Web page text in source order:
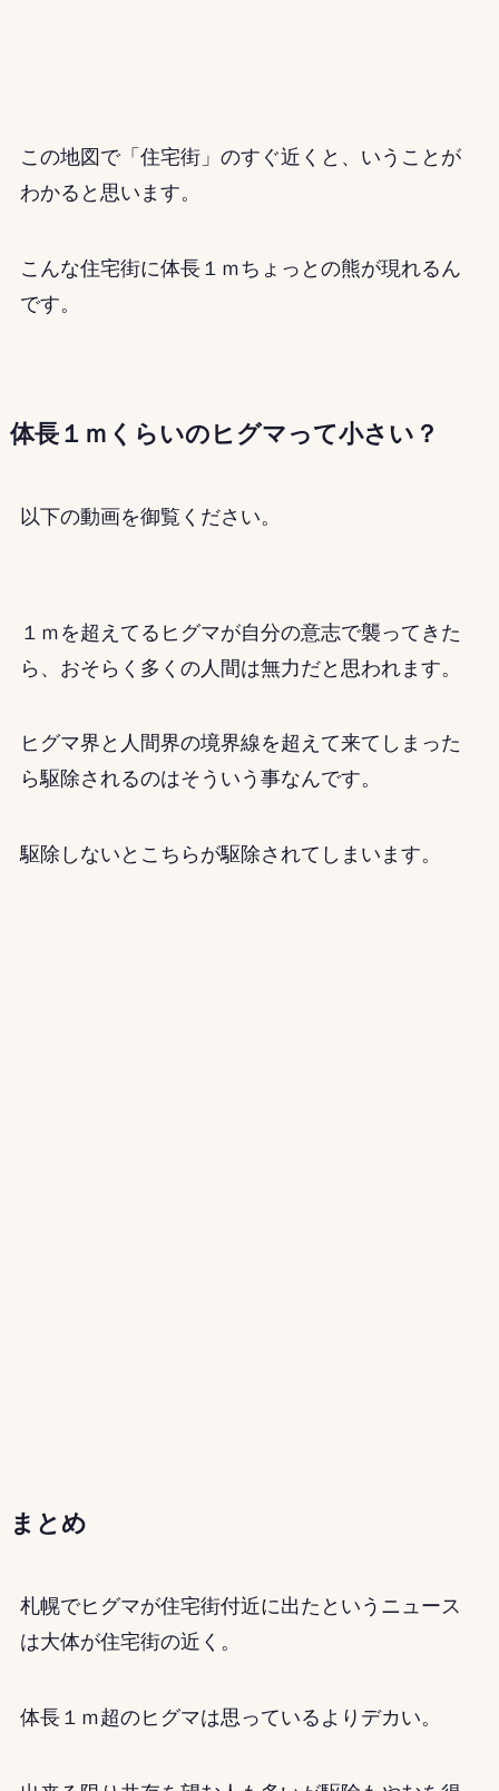
この地図で「住宅街」のすぐ近くと、いうことが
わかると思います。
こんな住宅街に体長１ｍちょっとの熊が現れるん
です。
体長１ｍくらいのヒグマって小さい？
以下の動画を御覧ください。
１ｍを超えてるヒグマが自分の意志で襲ってきた
ら、おそらく多くの人間は無力だと思われます。
ヒグマ界と人間界の境界線を超えて来てしまった
ら駆除されるのはそういう事なんです。
駆除しないとこちらが駆除されてしまいます。
まとめ
札幌でヒグマが住宅街付近に出たというニュース
は大体が住宅街の近く。
体長１ｍ超のヒグマは思っているよりデカい。